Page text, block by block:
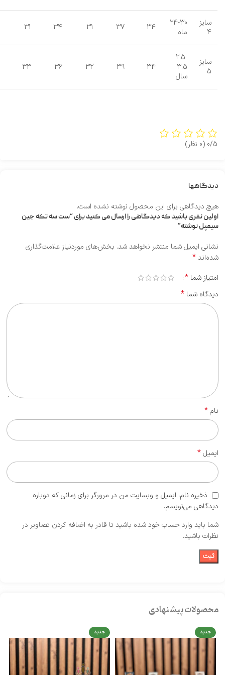
سایز
4
24-30
ماه
34
37
31
34
31
سایز
5
2.5-
3.5
سال
34
39
32
36
33
0/5 (0 نظر)
دیدگاهها
هیچ دیدگاهی برای این محصول نوشته نشده است.
اولین نفری باشید که دیدگاهی را ارسال می کنید برای “ست سه تکه جین
سیمپل نوشته”
نشانی ایمیل شما منتشر نخواهد شد. بخش‌های موردنیاز علامت‌گذاری
شده‌اند*
امتیاز شما *
دیدگاه شما *
نام*
ایمیل*
ذخیره نام، ایمیل و وبسایت من در مرورگر برای زمانی که دوباره
دیدگاهی می‌نویسم.
شما باید وارد حساب خود شده باشید تا قادر به اضافه کردن تصاویر در
نظرات باشید.
محصولات پیشنهادی
جدید جدید